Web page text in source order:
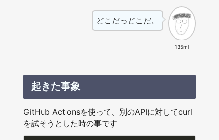
135ml
どこだっどこだ。
起きた事象
GitHub Actionsを使って、別のAPIに対してcurl
を試そうとした時の事です